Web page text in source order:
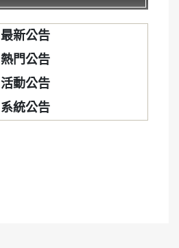
最新公告
熱門公告
活動公告
系統公告